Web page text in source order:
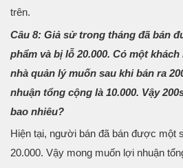
trên.
Câu 8: Giả sử trong tháng đã bán
phẩm và bị lỗ 20.000. Có một
nhà quản lý muốn sau khi bán ra
nhuận tổng cộng là 10.000. Vậy
bao nhiêu?
Hiện tại, người bán đã bán được một
20.000. Vậy mong muốn lợi nhuận